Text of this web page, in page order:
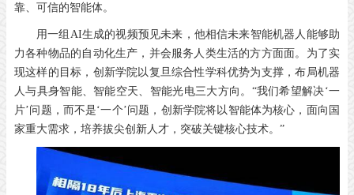
靠、可信的智能体。
用一组AI生成的视频预见未来，他相信未来智能机器人能够助
力各种物品的自动化生产，并会服务人类生活的方方面面。为了实
现这样的目标，创新学院以复旦综合性学科优势为支撑，布局机器
人与具身智能、智能空天、智能光电三大方向。“我们希望解决‘一
片’问题，而不是‘一个’问题，创新学院将以智能体为核心，面向国
家重大需求，培养拔尖创新人才，突破关键核心技术。”